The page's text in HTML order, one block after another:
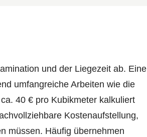
und der Liegezeit ab. Eine
umfangreiche Arbeiten wie die
40 € pro Kubikmeter kalkuliert
Kostenaufstellung,
müssen. Häufig übernehmen